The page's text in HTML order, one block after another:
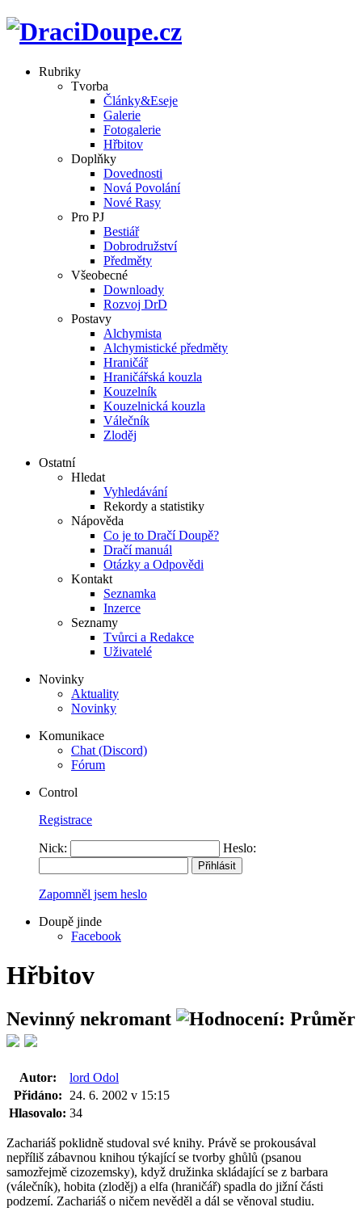
Rubriky
Tvorba
Články&Eseje
Galerie
Fotogalerie
Hřbitov
Doplňky
Dovednosti
Nová Povolání
Nové Rasy
Pro PJ
Bestiář
Dobrodružství
Předměty
Všeobecné
Downloady
Rozvoj DrD
Postavy
Alchymista
Alchymistické předměty
Hraničář
Hraničářská kouzla
Kouzelník
Kouzelnická kouzla
Válečník
Zloděj
Ostatní
Hledat
Vyhledávání
Rekordy a statistiky
Nápověda
Co je to Dračí Doupě?
Dračí manuál
Otázky a Odpovědi
Kontakt
Seznamka
Inzerce
Seznamy
Tvůrci a Redakce
Uživatelé
Novinky
Aktuality
Novinky
Komunikace
Chat (Discord)
Fórum
Control
Registrace
Nick: Heslo:
Zapomněl jsem heslo
Doupě jinde
Facebook
Hřbitov
Nevinný nekromant
Autor:
lord Odol
Přidáno:
24. 6. 2002 v 15:15
Hlasovalo: 34
Zachariáš poklidně studoval své knihy. Právě se prokousával
nepříliš zábavnou knihou týkající se tvorby ghůlů (psanou
samozřejmě cizozemsky), když družinka skládající se z barbara
(válečník), hobita (zloděj) a elfa (hraničář) spadla do jižní části
podzemí. Zachariáš o ničem nevěděl a dál se věnoval studiu.